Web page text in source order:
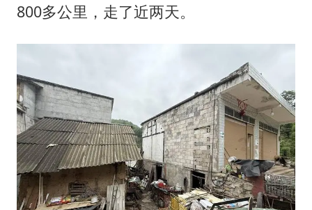
800多公里，走了近两天。